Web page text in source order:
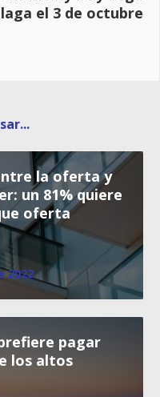
el 3 de octubre
la oferta y
un 81% quiere
oferta
2022
pagar
los altos